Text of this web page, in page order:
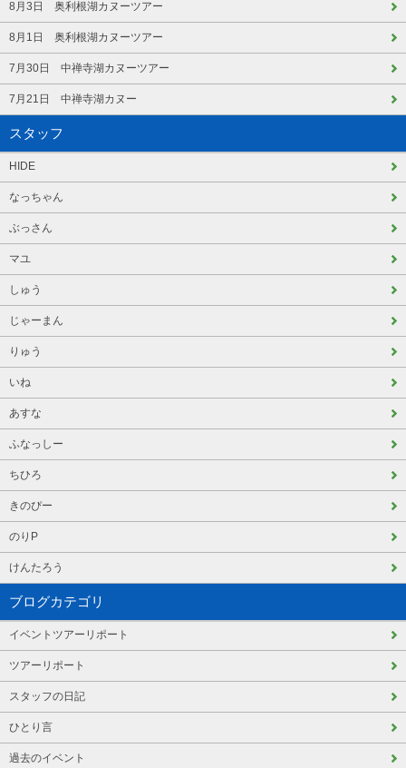
8月3日 奥利根湖カヌーツアー
8月1日 奥利根湖カヌーツアー
7月30日 中禅寺湖カヌーツアー
7月21日 中禅寺湖カヌー
スタッフ
HIDE
なっちゃん
ぶっさん
マユ
しゅう
じゃーまん
りゅう
いね
あすな
ふなっしー
ちひろ
きのぴー
のりP
けんたろう
ブログカテゴリ
イベントツアーリポート
ツアーリポート
スタッフの日記
ひとり言
過去のイベント